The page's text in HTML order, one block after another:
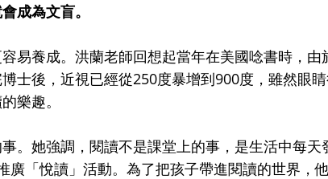
成為文盲。
易養成。洪蘭老師回想起當年在美國唸書時，由
士後，近視已經從250度暴增到900度，雖然眼
樂趣。
。她強調，閱讀不是課堂上的事，是生活中每天
廣「悅讀」活動。為了把孩子帶進閱讀的世界，